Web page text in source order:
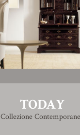
TODAY
Collezione